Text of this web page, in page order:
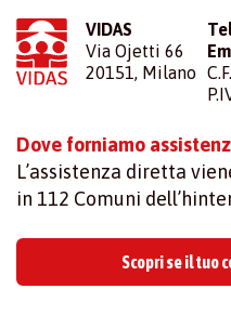
VIDAS
Via Ojetti 66
20151, Milano
Dove forniamo
L’assistenza diretta
in 112 Comuni
Scopri se il tuo